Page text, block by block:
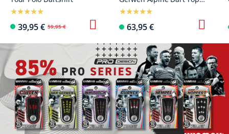
39,95 € 59,95 €
Longsleeve
63,95 €